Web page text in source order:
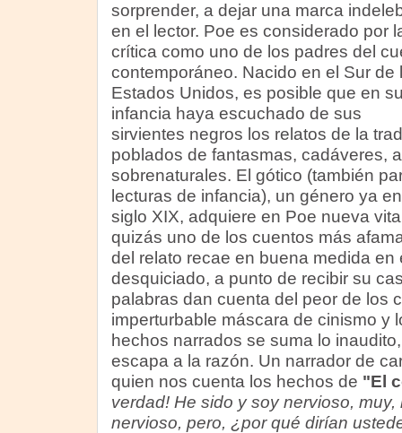
sorprender, a dejar una marca
en el lector. Poe es considerado por
crítica como uno de los padres del
contemporáneo. Nacido en el Sur de
Estados Unidos, es posible que en
infancia haya escuchado de sus
sirvientes negros los relatos de la
poblados de fantasmas, cadáveres,
sobrenaturales. El gótico (también
lecturas de infancia), un género ya
siglo XIX, adquiere en Poe nueva
quizás uno de los cuentos más
del relato recae en buena medida en
desquiciado, a punto de recibir su
palabras dan cuenta del peor de los
imperturbable máscara de cinismo y
hechos narrados se suma lo
escapa a la razón. Un narrador de
quien nos cuenta los hechos de "El
verdad! He sido y soy nervioso,
nervioso, pero, ¿por qué dirían